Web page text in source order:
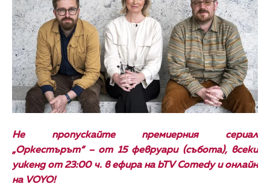
Не пропускайте премиерния сериал
„Оркестърът“ – от 15 февруари (събота), всеки
уикенд от 23:00 ч. в ефира на bTV Comedy и онлайн
на VOYO!